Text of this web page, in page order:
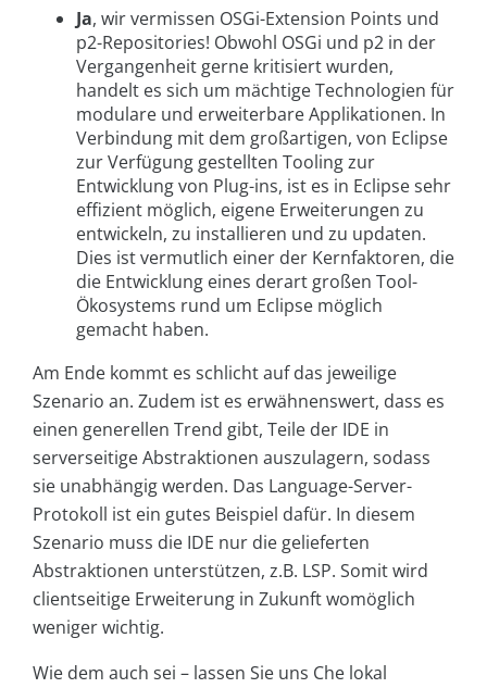
Ja, wir vermissen OSGi-Extension Points und
p2-Repositories! Obwohl OSGi und p2 in der
Vergangenheit gerne kritisiert wurden,
handelt es sich um mächtige Technologien für
modulare und erweiterbare Applikationen. In
Verbindung mit dem großartigen, von Eclipse
zur Verfügung gestellten Tooling zur
Entwicklung von Plug-ins, ist es in Eclipse sehr
effizient möglich, eigene Erweiterungen zu
entwickeln, zu installieren und zu updaten.
Dies ist vermutlich einer der Kernfaktoren, die
die Entwicklung eines derart großen Tool-
Ökosystems rund um Eclipse möglich
gemacht haben.
Am Ende kommt es schlicht auf das jeweilige
Szenario an. Zudem ist es erwähnenswert, dass es
einen generellen Trend gibt, Teile der IDE in
serverseitige Abstraktionen auszulagern, sodass
sie unabhängig werden. Das Language-Server-
Protokoll ist ein gutes Beispiel dafür. In diesem
Szenario muss die IDE nur die gelieferten
Abstraktionen unterstützen, z.B. LSP. Somit wird
clientseitige Erweiterung in Zukunft womöglich
weniger wichtig.
Wie dem auch sei – lassen Sie uns Che lokal